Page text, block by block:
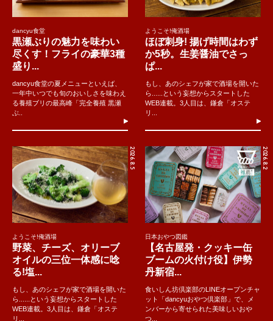
dancyu食堂
黒瀬ぶりの魅力を味わい
尽くす！フライの豪華3種
盛り...
dancyu食堂の夏メニューといえば、
一年中いつでも旬のおいしさを味わえ
る養殖ブリの最高峰「完全養殖 黒瀬
ぶ..
ようこそ!俺酒場
ほぼ刺身! 揚げ時間はわず
か5秒。生姜醤油でさっ
ぱ...
もし、あのシェフが家で酒場を開いた
ら......という妄想からスタートした
WEB連載。3人目は、鎌倉「オステ
リ...
2026.8.5
ようこそ!俺酒場
野菜、チーズ、オリーブ
オイルの三位一体感に唸
る!塩...
もし、あのシェフが家で酒場を開いた
ら......という妄想からスタートした
WEB連載。3人目は、鎌倉「オステ
リ...
2026.8.2
日本おやつ図鑑
【名古屋発・クッキー缶
ブームの火付け役】伊勢
丹新宿...
食いしん坊倶楽部のLINEオープンチャ
ット「dancyuおやつ倶楽部」で、メ
ンバーから寄せられた美味しいおや
つ...